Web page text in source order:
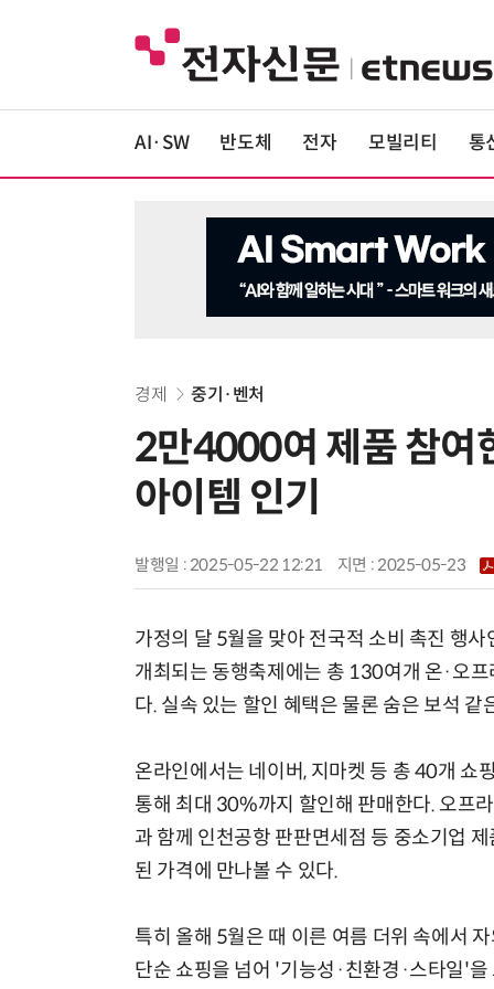
AI·SW 반도체 전자 모빌리티 통
경제 중기·벤처
2만4000여 제품 참여
아이템 인기
발행일 : 2025-05-22 12:21 지면 :2025-05-23
가정의 달 5월을 맞아 전국적 소비 촉진 행
개최되는 동행축제에는 총 130여개 온·오
다. 실속 있는 할인 혜택은 물론 숨은 보석
온라인에서는 네이버, 지마켓 등 총 40개
통해 최대 30%까지 할인해 판매한다. 오프
과 함께 인천공항 판판면세점 등 중소기업
된 가격에 만나볼 수 있다.
특히 올해 5월은 때 이른 여름 더위 속에서
단순 쇼핑을 넘어 '기능성·친환경·스타일'